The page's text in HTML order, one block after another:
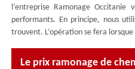
l’entreprise Ramonage
performants. En principe, nous
trouvent. L’opération se fera
Le prix ramonage de